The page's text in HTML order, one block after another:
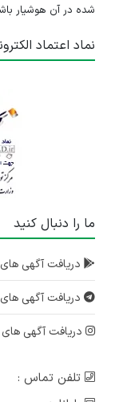
شده در آن هوشیار
نماد اعتماد
ما را دنبال کنید
دریافت آگهی
دریافت آگهی
دریافت آگهی های
تلفن تماس :